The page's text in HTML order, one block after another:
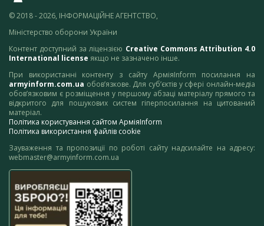
© 2018 - 2026, ІНФОРМАЦІЙНЕ АГЕНТСТВО,
Міністерство оборони України
Контент доступний за ліцензією Creative Commons Attribution 4.0
International license якщо не зазначено інше.
При використанні контенту з сайту АрміяInform посилання на
armyinform.com.ua обов’язкове. Для суб’єктів у сфері онлайн-медіа
обов’язковим є розміщення у першому абзаці матеріалу прямого та
відкритого для пошукових систем гіперпосилання на цитований
матеріал.
Політика користування сайтом АрміяInform
Політика використання файлів cookie
Зауваження та пропозиції по роботі сайту надсилайте на адресу:
webmaster@armyinform.com.ua